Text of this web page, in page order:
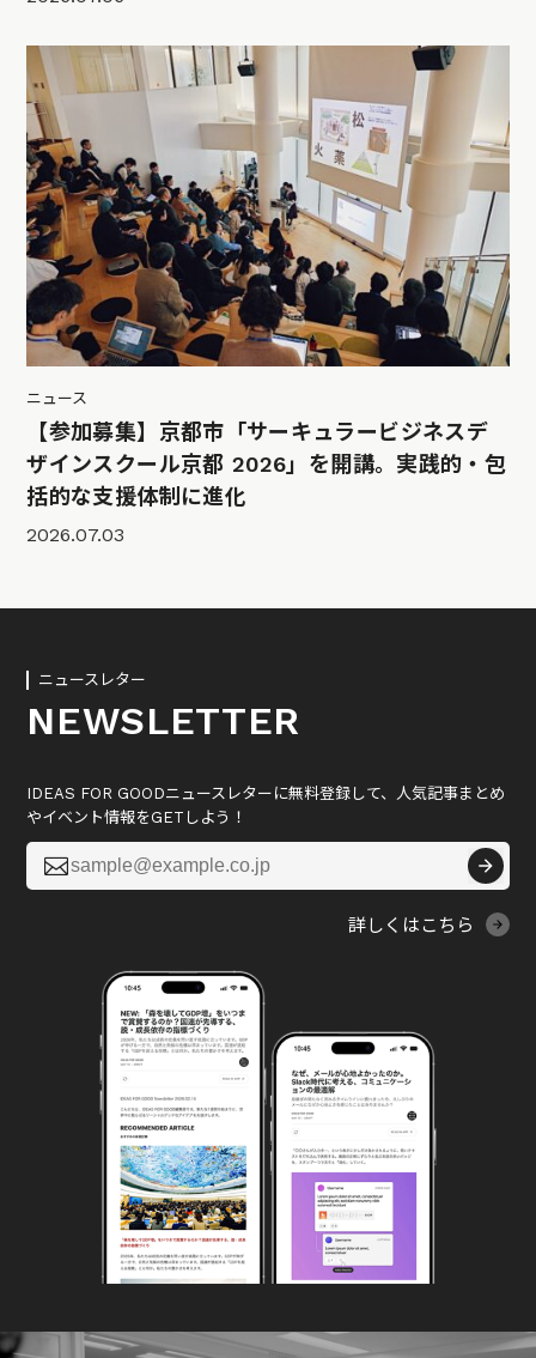
ニュース
【参加募集】京都市「サーキュラービジネスデ
ザインスクール京都 2026」を開講。実践的・包
括的な支援体制に進化
2026.07.03
ニュースレター
NEWSLETTER
IDEAS FOR GOODニュースレターに無料登録して、人気記事まとめ
やイベント情報をGETしよう！

詳しくはこちら